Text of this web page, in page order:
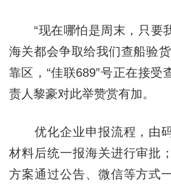
“现在哪怕是周末，只要
海关都会争取给我们查船验
靠区，“佳联689”号正在接受
责人黎豪对此举赞赏有加。
优化企业申报流程，由码
材料后统一报海关进行审批
方案通过公告、微信等方式